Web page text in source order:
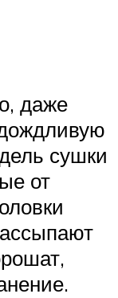
даже
сушки
от